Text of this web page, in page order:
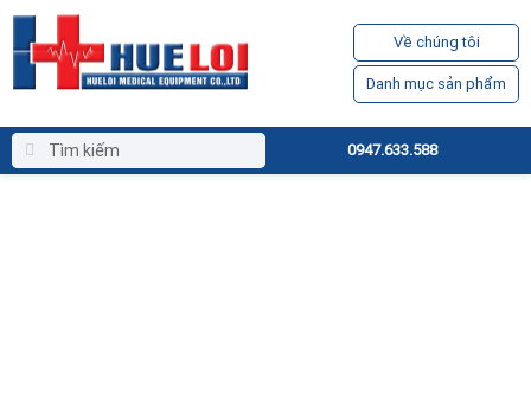
Về chúng tôi
Danh mục sản phẩm
0947.633.588